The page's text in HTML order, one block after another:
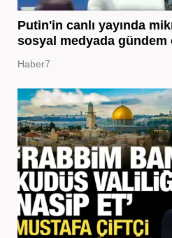
Putin'in canlı yayında
sosyal medyada gündem
Haber7